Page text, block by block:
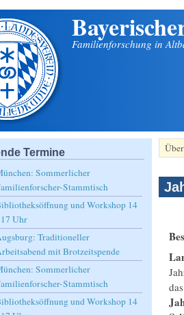
Familienforschung in
Termine
Sommerlicher
Stammtisch
und Workshop 14
Uhr
Traditioneller
mit Brotzeitspende
Sommerlicher
Stammtisch
und Workshop 14